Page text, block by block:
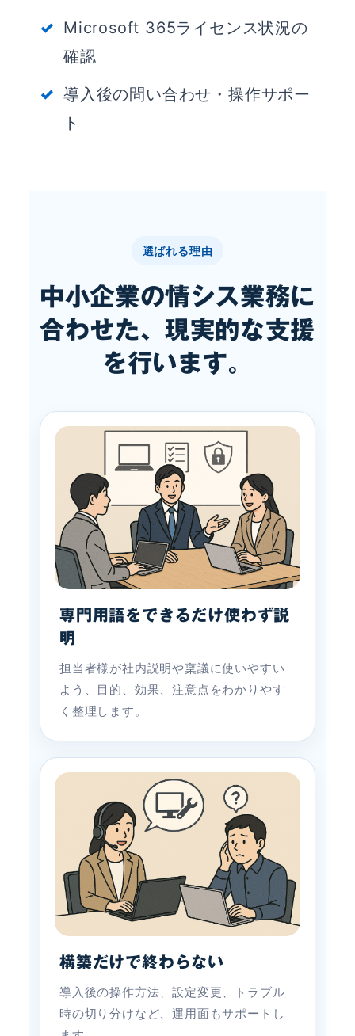
Microsoft 365ライセンス状況の
確認
導入後の問い合わせ・操作サポー
ト
選ばれる理由
中小企業の情シス業務に
合わせた、現実的な支援
を行います。
専門用語をできるだけ使わず説
明
担当者様が社内説明や稟議に使いやすい
よう、目的、効果、注意点をわかりやす
く整理します。
構築だけで終わらない
導入後の操作方法、設定変更、トラブル
時の切り分けなど、運用面もサポートし